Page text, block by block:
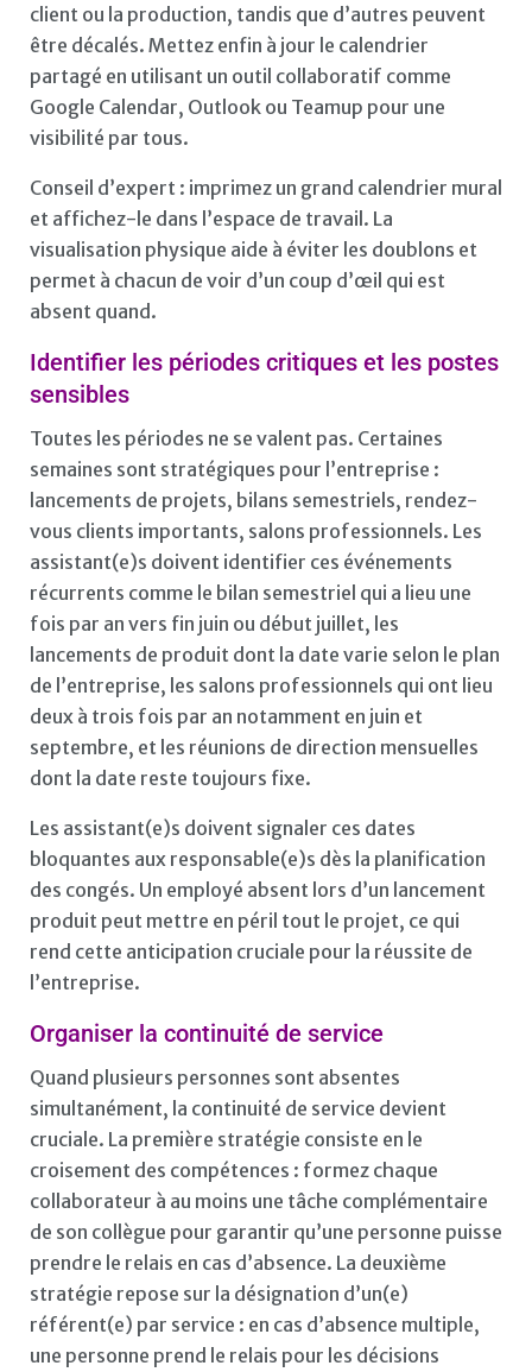
client ou la production, tandis que d’autres peuvent
être décalés. Mettez enfin à jour le calendrier
partagé en utilisant un outil collaboratif comme
Google Calendar, Outlook ou Teamup pour une
visibilité par tous.
Conseil d’expert : imprimez un grand calendrier mural
et affichez-le dans l’espace de travail. La
visualisation physique aide à éviter les doublons et
permet à chacun de voir d’un coup d’œil qui est
absent quand.
Identifier les périodes critiques et les postes
sensibles
Toutes les périodes ne se valent pas. Certaines
semaines sont stratégiques pour l’entreprise :
lancements de projets, bilans semestriels, rendez-
vous clients importants, salons professionnels. Les
assistant(e)s doivent identifier ces événements
récurrents comme le bilan semestriel qui a lieu une
fois par an vers fin juin ou début juillet, les
lancements de produit dont la date varie selon le plan
de l’entreprise, les salons professionnels qui ont lieu
deux à trois fois par an notamment en juin et
septembre, et les réunions de direction mensuelles
dont la date reste toujours fixe.
Les assistant(e)s doivent signaler ces dates
bloquantes aux responsable(e)s dès la planification
des congés. Un employé absent lors d’un lancement
produit peut mettre en péril tout le projet, ce qui
rend cette anticipation cruciale pour la réussite de
l’entreprise.
Organiser la continuité de service
Quand plusieurs personnes sont absentes
simultanément, la continuité de service devient
cruciale. La première stratégie consiste en le
croisement des compétences : formez chaque
collaborateur à au moins une tâche complémentaire
de son collègue pour garantir qu’une personne puisse
prendre le relais en cas d’absence. La deuxième
stratégie repose sur la désignation d’un(e)
référent(e) par service : en cas d’absence multiple,
une personne prend le relais pour les décisions